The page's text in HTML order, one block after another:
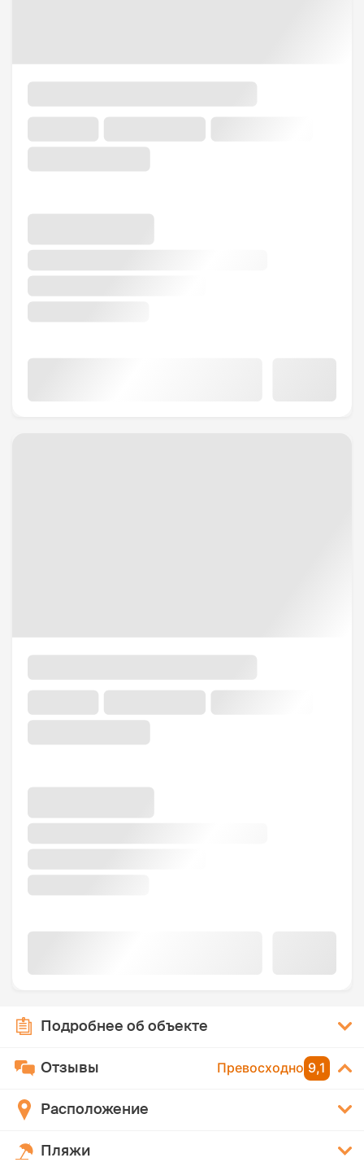
Подробнее об объекте
Отзывы Превосходно 9,1
Расположение
Пляжи